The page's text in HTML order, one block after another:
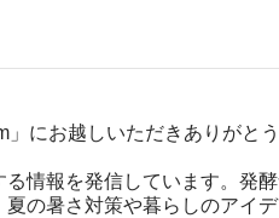
にお越しいただきありがと
情報を発信しています。発
の暑さ対策や暮らしのアイ